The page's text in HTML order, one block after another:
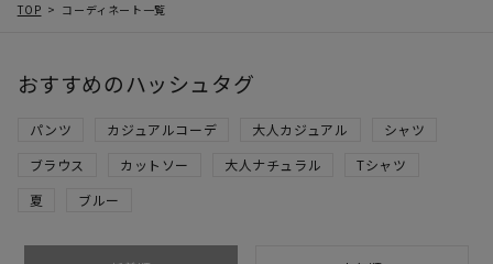
TOP コーディネート一覧
おすすめのハッシュタグ
パンツ カジュアルコーデ 大人カジュアル
シャツ
ブラウス
カットソー 大人ナチュラル
Tシャツ
夏
ブルー